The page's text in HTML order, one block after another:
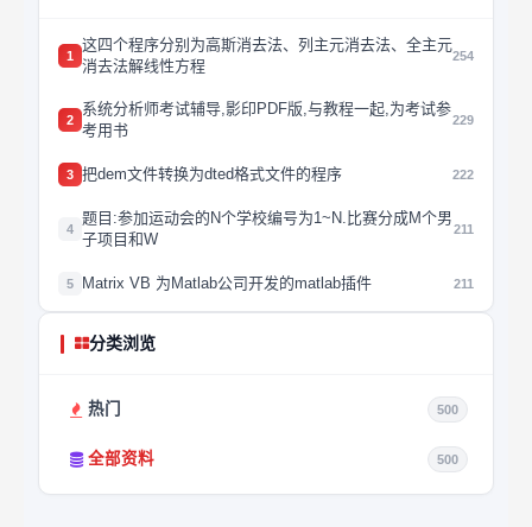
1
这四个程序分别为高斯消去法、列主元消去法、全主元
消去法解线性方程
254
2
系统分析师考试辅导,影印PDF版,与教程一起,为考试参
考用书
229
3 把dem文件转换为dted格式文件的程序 222
4
题目:参加运动会的N个学校编号为1~N.比赛分成M个男
子项目和W
211
5 Matrix VB 为Matlab公司开发的matlab插件 211
分类浏览
热门 500
全部资料 500